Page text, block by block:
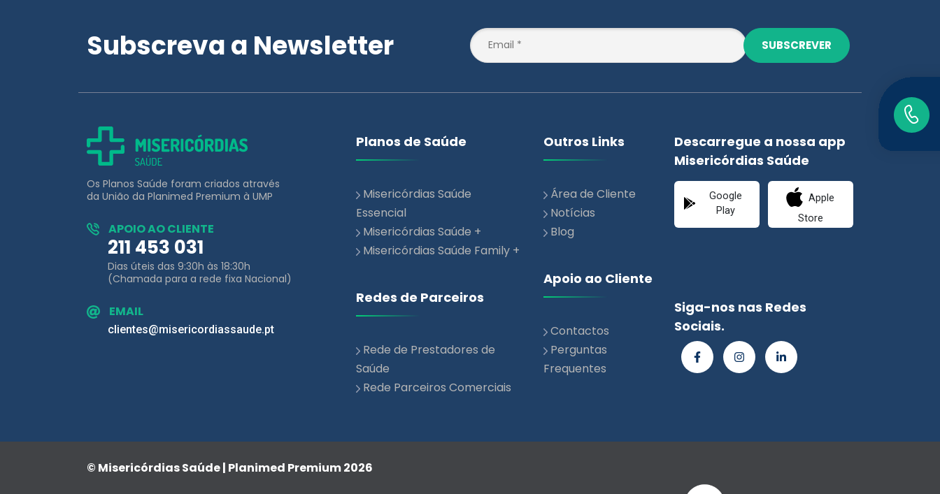
Subscreva a Newsletter SUBSCREVER
Os Planos Saúde foram criados através
da União da Planimed Premium à UMP
APOIO AO CLIENTE
211 453 031
Dias úteis das 9:30h às 18:30h
(Chamada para a rede fixa Nacional)
EMAIL
clientes@misericordiassaude.pt
Planos de Saúde
Misericórdias Saúde
Essencial
Misericórdias Saúde +
Misericórdias Saúde Family +
Redes de Parceiros
Rede de Prestadores de
Saúde
Rede Parceiros Comerciais
Outros Links
Área de Cliente
Notícias
Blog
Apoio ao Cliente
Contactos
Perguntas
Frequentes
Descarregue a nossa app
Misericórdias Saúde
Google
Play
Apple
Store
Siga-nos nas Redes
Sociais.
© Misericórdias Saúde | Planimed Premium 2026